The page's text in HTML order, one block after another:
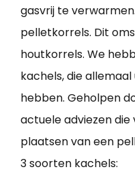
gasvrij te
pelletkorrels. Dit
houtkorrels. We
kachels, die
hebben. Geholpen
actuele adviezen
plaatsen van een
3 soorten kachels: